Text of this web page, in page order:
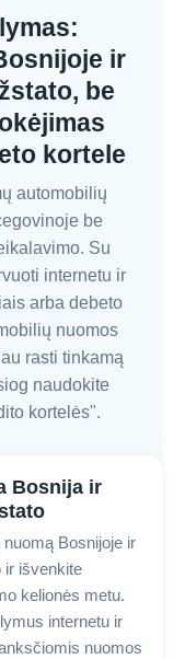
ir
be
kortele
automobilių
be
Su
internetu ir
arba debeto
nuomos
rasti tinkamą
naudokite
kortelės".
Bosnija ir
Bosnijoje ir
ir išvenkite
kelionės metu.
internetu ir
nuomos